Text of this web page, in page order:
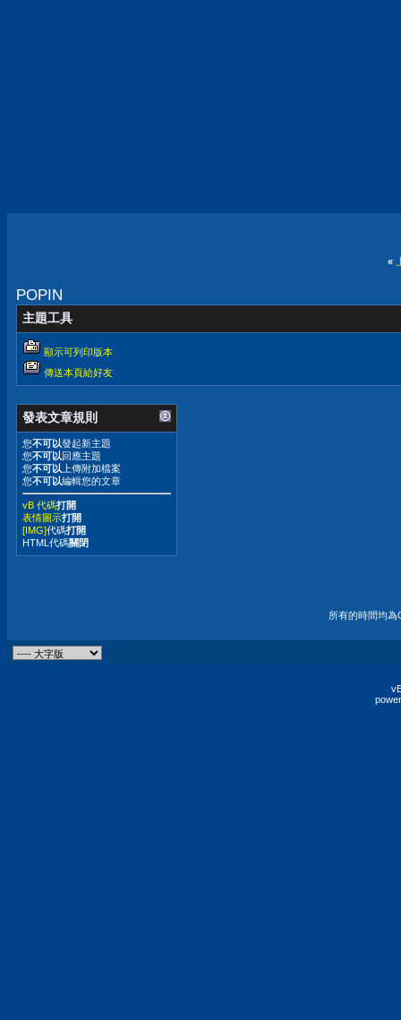
«
POPIN
主題工具
顯示可列印版本
傳送本頁給好友
發表文章規則
您不可以發起新主題
您不可以回應主題
您不可以 上傳附加檔案
您不可以編輯您的文章
vB 代碼打開
表情圖示打開
[IMG]代碼打開
HTML代碼關閉
所有的時間均為